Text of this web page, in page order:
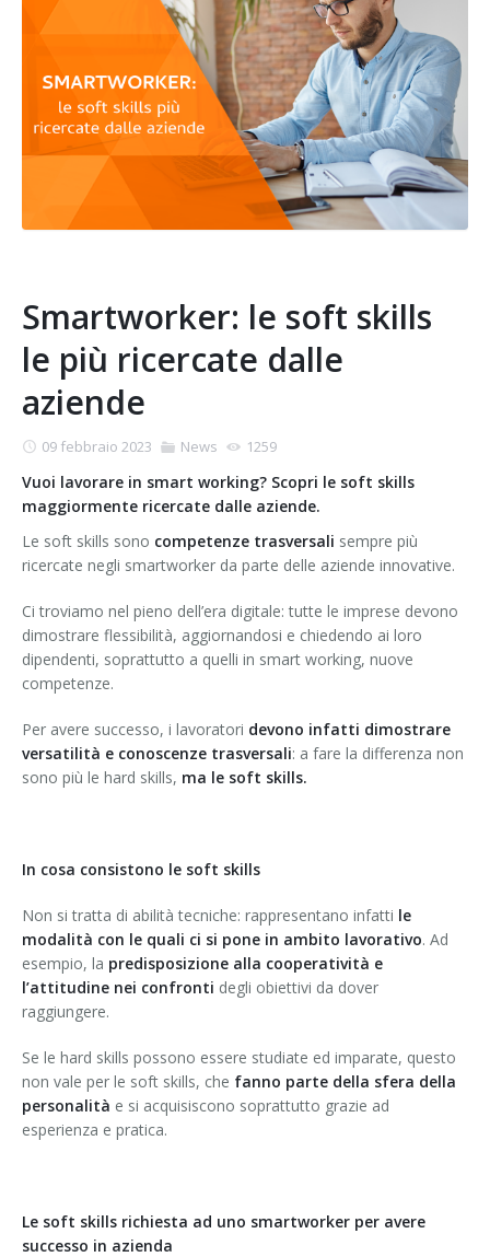
Smartworker: le soft skills
le più ricercate dalle
aziende
09 febbraio 2023 News 1259
Vuoi lavorare in smart working? Scopri le soft skills
maggiormente ricercate dalle aziende.
Le soft skills sono competenze trasversali sempre più
ricercate negli smartworker da parte delle aziende innovative.
Ci troviamo nel pieno dell’era digitale: tutte le imprese devono
dimostrare flessibilità, aggiornandosi e chiedendo ai loro
dipendenti, soprattutto a quelli in smart working, nuove
competenze.
Per avere successo, i lavoratori devono infatti dimostrare
versatilità e conoscenze trasversali: a fare la differenza non
sono più le hard skills, ma le soft skills.
In cosa consistono le soft skills
Non si tratta di abilità tecniche: rappresentano infatti le
modalità con le quali ci si pone in ambito lavorativo. Ad
esempio, la predisposizione alla cooperatività e
l’attitudine nei confronti degli obiettivi da dover
raggiungere.
Se le hard skills possono essere studiate ed imparate, questo
non vale per le soft skills, che fanno parte della sfera della
personalità e si acquisiscono soprattutto grazie ad
esperienza e pratica.
Le soft skills richiesta ad uno smartworker per avere
successo in azienda